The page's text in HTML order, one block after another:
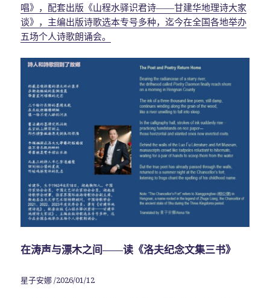
唱》，配套出版《山程水驿识君诗——甘建华地理诗大家
谈》，主编出版诗歌选本专号多种，迄今在全国各地举办
五场个人诗歌朗诵会。
在涛声与漂木之间——读《洛夫纪念文集三书》
星子安娜 /2026/01/12